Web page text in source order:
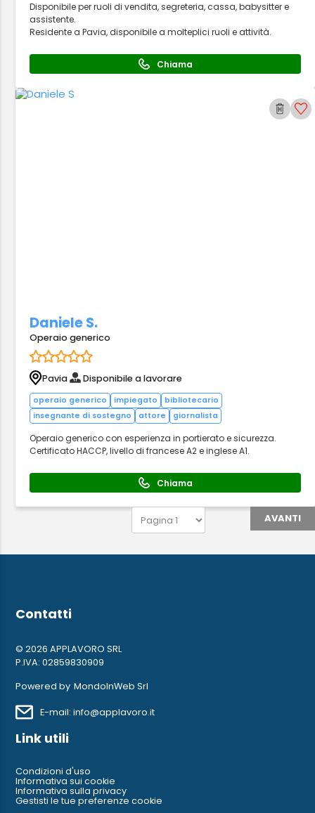
Disponibile per ruoli di vendita, segreteria, cassa, babysitter e
assistente.
Residente a Pavia, disponibile a molteplici ruoli e attività.
Chiama
Daniele S.
Operaio generico
Pavia Disponibile a lavorare
operaio generico impiegato
bibliotecario
insegnante di sostegno
attore giornalista
Operaio generico con esperienza in portierato e sicurezza.
Certificato HACCP, livello di francese A2 e inglese A1.
Chiama
AVANTI
Contatti
© 2026 APPLAVORO SRL
P.IVA: 02859830909
Powered by MondoInWeb Srl
E-mail: info@applavoro.it
Link utili
Condizioni d'uso
Informativa sui cookie
Informativa sulla privacy
Gestisti le tue preferenze cookie